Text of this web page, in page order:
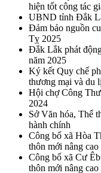
hiện tốt công tác
UBND tỉnh Đắk
Đảm bảo nguồn
Tỵ 2025
Đắk Lắk phát
năm 2025
Ký kết Quy chế
thương mại và du
Hội chợ Công
2024
Sở Văn hóa, Thể
hành chính
Công bố xã Hòa
thôn mới nâng cao
Công bố xã Cư
thôn mới nâng cao